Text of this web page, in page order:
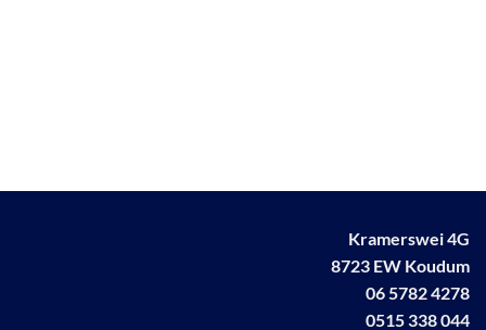
Kramerswei 4G
8723 EW Koudum
06 5782 4278
0515 338 044